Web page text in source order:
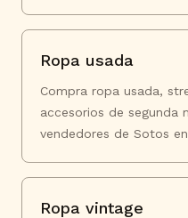
Ropa usada
Compra ropa usada,
accesorios de segunda
vendedores de Sotos
Ropa vintage